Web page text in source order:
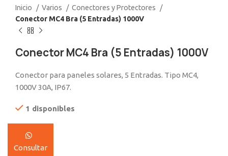
Inicio Varios
Conectores y Protectores
Conector MC4 Bra (5 Entradas) 1000V
Conector MC4 Bra (5 Entradas) 1000V
Conector para paneles solares, 5 Entradas. Tipo MC4,
1000V 30A, IP67.
1 disponibles
Consultar